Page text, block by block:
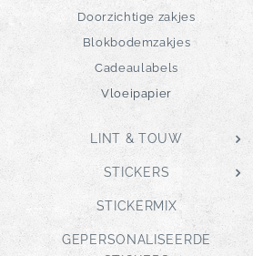
Doorzichtige zakjes
Blokbodemzakjes
Cadeaulabels
Vloeipapier
LINT & TOUW
STICKERS
STICKERMIX
GEPERSONALISEERDE